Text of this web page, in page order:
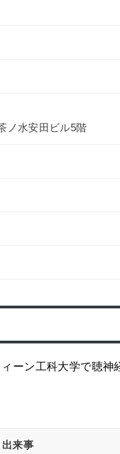
ノ水安田ビル5階
ーン工科大学で聴神
出来事